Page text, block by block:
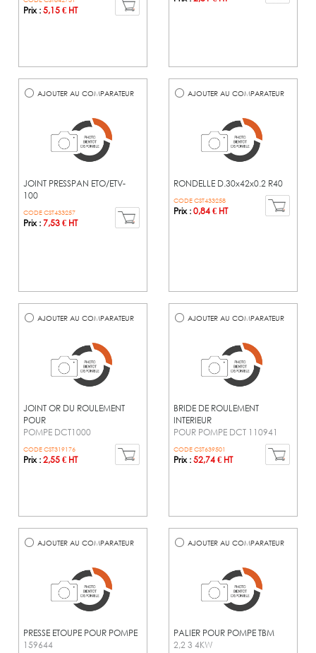
Prix :5,15 € HT
AJOUTER AU COMPARATEUR
JOINT PRESSPAN ETO/ETV-
100
CODE CST433257
Prix :7,53 € HT
AJOUTER AU COMPARATEUR
RONDELLE D.30x42x0.2 R40
CODE CST433258
Prix :0,84 € HT
AJOUTER AU COMPARATEUR
JOINT OR DU ROULEMENT
POUR
POMPE DCT1000
CODE CST319176
Prix :2,55 € HT
AJOUTER AU COMPARATEUR
BRIDE DE ROULEMENT
INTERIEUR
POUR POMPE DCT 110941
CODE CST639501
Prix :52,74 € HT
AJOUTER AU COMPARATEUR
PRESSE ETOUPE POUR POMPE
159644
AJOUTER AU COMPARATEUR
PALIER POUR POMPE TBM
2,2 3 4KW